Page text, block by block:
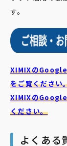
す。
XIMIXの
をご覧ください
XIMIXの
ください。
よくある